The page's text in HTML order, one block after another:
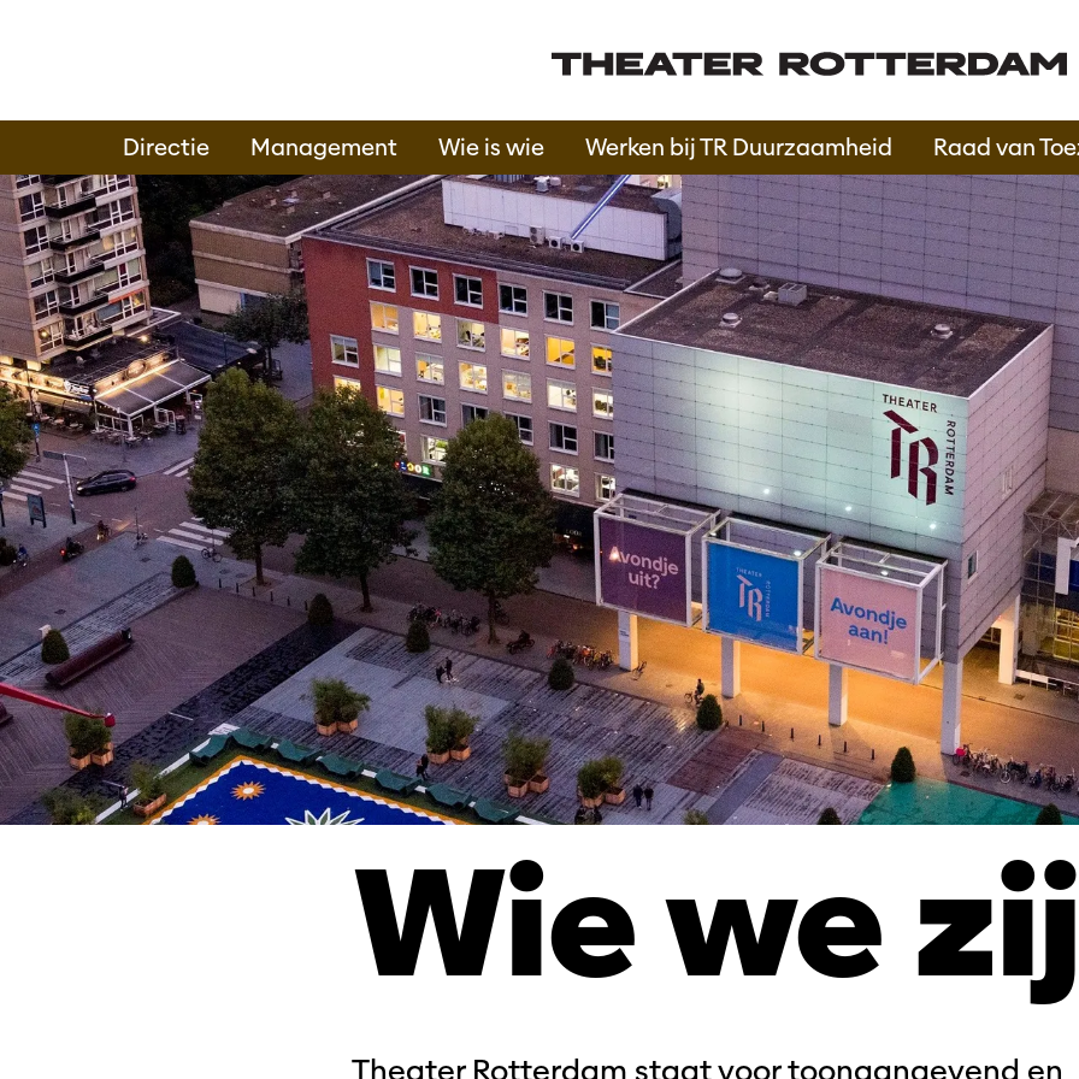
Directie Management Wie is wie Werken bij TR Duurzaamheid Raad van
Wie we
Theater Rotterdam staat voor toonaangevend en